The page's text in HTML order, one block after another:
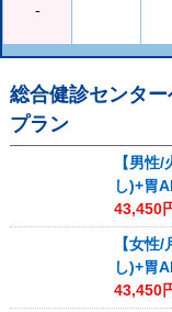
-
総合健診センタ
プラン
【男
し)+胃
43,450
【女
し)+胃
43,450